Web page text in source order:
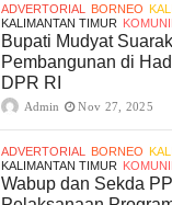
ADVERTORIAL BORNEO
KALIMANTAN TIMUR
Bupati Mudyat
Pembangunan di
DPR RI
Admin Nov 27, 2025
ADVERTORIAL BORNEO
KALIMANTAN TIMUR
Wabup dan Sekda